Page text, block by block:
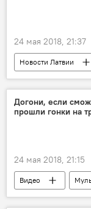
24 мая 2018, 21:37
Новости Латвии
Раймондс Вейонис
Догони, если
прошли гонки на
24 мая 2018, 21:15
Видео
Бизон-Трек-Шоу